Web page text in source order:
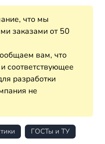
что мы
заказами от 50
вам, что
соответствующее
разработки
не
ГОСТы и ТУ